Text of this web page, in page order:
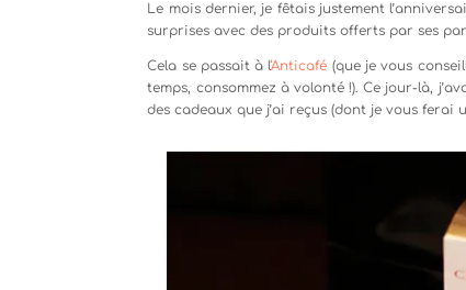
Le mois dernier, je fêtais justement
surprises avec des produits offerts par ses
Cela se passait à l‘Anticafé (que je vous
temps, consommez à volonté !). Ce jour-là,
des cadeaux que j’ai reçus (dont je vous ferai